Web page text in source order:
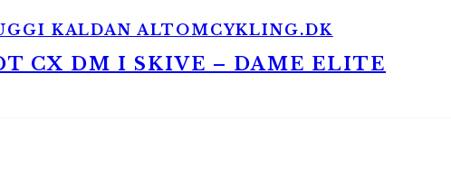
CX DM I SKIVE – DAME ELITE